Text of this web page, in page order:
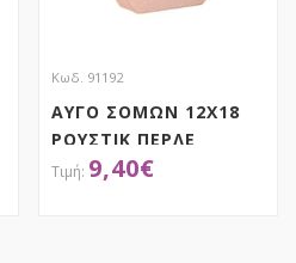
Κωδ. 91192
ΑΥΓΟ ΣΟΜΩΝ 12Χ18
ΡΟΥΣΤΙΚ ΠΕΡΛΕ
9,40€